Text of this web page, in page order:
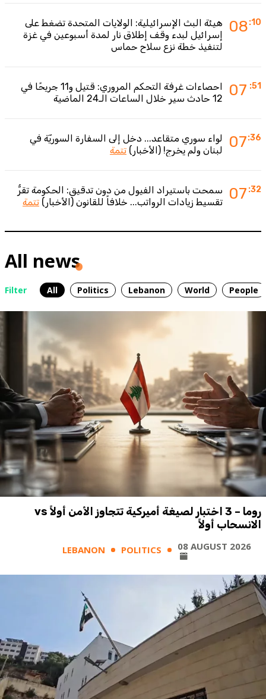
08:10
هيئة البث الإسرائيلية: الولايات المتحدة تضغط على
إسرائيل لبدء وقف إطلاق نار لمدة أسبوعين في غزة
لتنفيذ خطة نزع سلاح حماس
07 :51
احصاءات غرفة التحكم المروري: قتيل و11 جريحًا في
12 حادث سير خلال الساعات الـ24 الماضية
07:36
لواء سوري متقاعد... دخل إلى السفارة السوريّة في
لبنان ولم يخرج! (الأخبار) تتمة
07 :32
سمحت باستيراد الفيول من دون تدقيق: الحكومة تقرُّ
تقسيط زيادات الرواتب... خلافاً للقانون (الأخبار) تتمة
All news
Filter All Politics Lebanon World People
روما – 3 اختبار لصيغة أميركية تتجاوز الأمن أولاً vs
الانسحاب أولاً
LEBANON POLITICS 08 AUGUST 2026